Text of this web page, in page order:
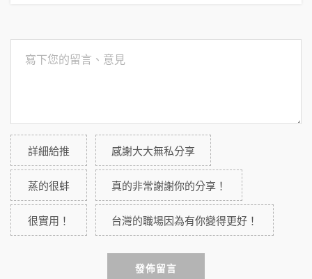
詳細給推 感謝大大無私分享
蒸的很蚌 真的非常謝謝你的分享！
很實用！ 台灣的職場因為有你變得更好！
發佈留言